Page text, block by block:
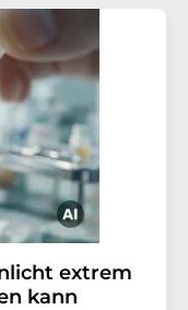
extrem
kann